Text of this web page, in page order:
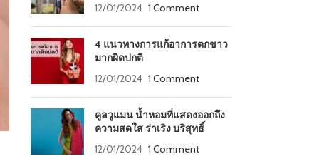
12/01/2024 1 Comment
4 แนวทางการแก้อาการตกขาว
มากผิดปกติ
12/01/2024 1 Comment
คูลวูแมน น้ำหอมที่แสดงออกถึง
ความสดใส ร่าเริง บริสุทธิ์
12/01/2024 1 Comment